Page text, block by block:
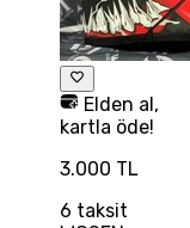
Elden al,
kartla öde!
3.000 TL
6 taksit